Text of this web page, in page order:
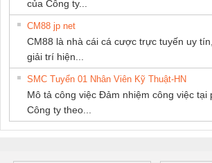
của Công ty...
CM88 jp net
CM88 là nhà cái cá cược trực tuyến uy
giải trí hiện...
SMC Tuyển 01 Nhân Viên Kỹ Thuật-HN
Mô tả công việc Đảm nhiệm công việc tại
Công ty theo...